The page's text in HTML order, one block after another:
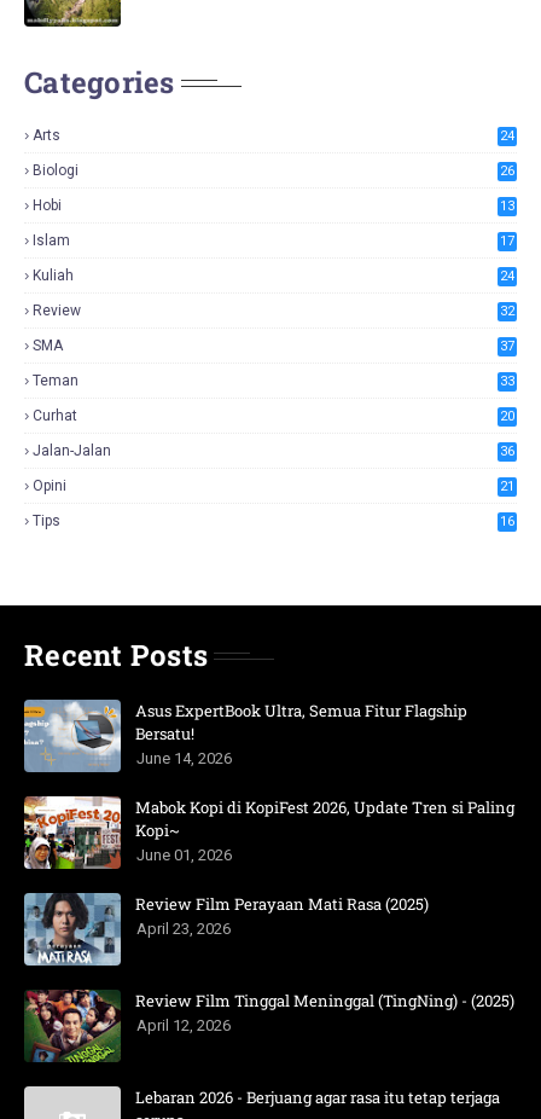
Categories
Arts 24
Biologi 26
Hobi 13
Islam 17
Kuliah 24
Review 32
SMA 37
Teman 33
Curhat 20
Jalan-Jalan 36
Opini 21
Tips 16
Recent Posts
Asus ExpertBook Ultra, Semua Fitur Flagship
Bersatu!
June 14, 2026
Mabok Kopi di KopiFest 2026, Update Tren si Paling
Kopi~
June 01, 2026
Review Film Perayaan Mati Rasa (2025)
April 23, 2026
Review Film Tinggal Meninggal (TingNing) - (2025)
April 12, 2026
Lebaran 2026 - Berjuang agar rasa itu tetap terjaga